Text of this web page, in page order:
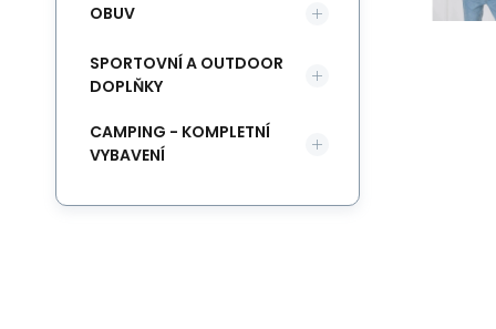
OBUV
SPORTOVNÍ A OUTDOOR
DOPLŇKY
CAMPING - KOMPLETNÍ
VYBAVENÍ